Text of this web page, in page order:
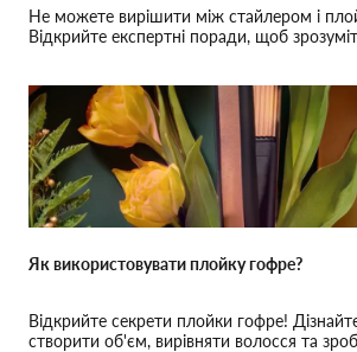
Не можете вирішити між стайлером і
Відкрийте експертні поради, щоб
Як використовувати плойку гофре?
Відкрийте секрети плойки гофре!
створити об'єм, вирівняти волосся та